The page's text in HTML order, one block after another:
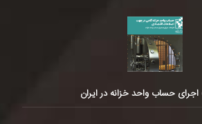
حساب واحد خزانه در ایران